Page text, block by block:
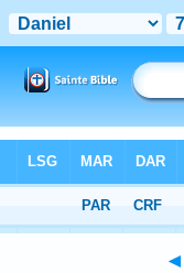
Chapitre 7> Verset 26
◄